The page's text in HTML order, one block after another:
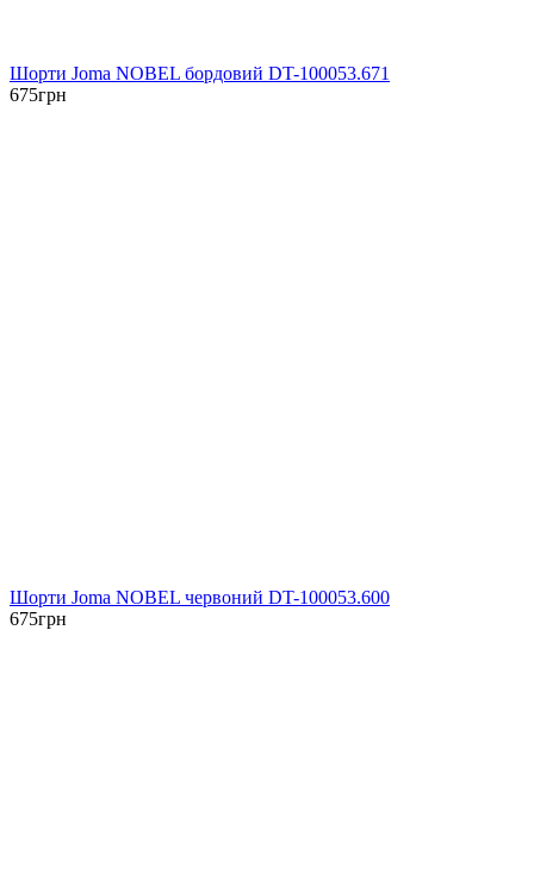
Шорти Joma NOBEL бордовий DT-100053.671
675грн
Шорти Joma NOBEL червоний DT-100053.600
675грн